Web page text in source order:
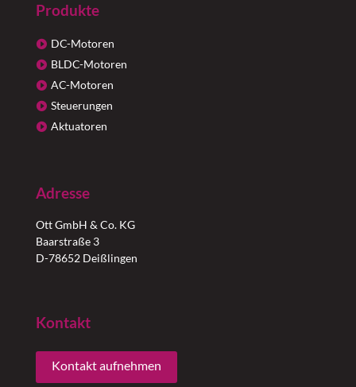
Produkte
DC-Motoren
BLDC-Motoren
AC-Motoren
Steuerungen
Aktuatoren
Adresse
Ott GmbH & Co. KG
Baarstraße 3
D-78652 Deißlingen
Kontakt
Kontakt aufnehmen